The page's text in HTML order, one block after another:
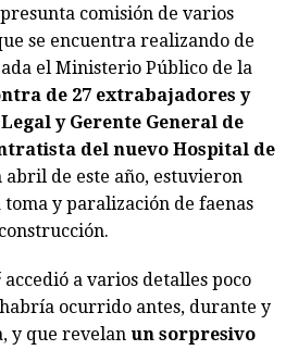
comisión de varios
se encuentra realizando de
el Ministerio Público de la
de 27 extrabajadores y
y Gerente General de
del nuevo Hospital de
abril de este año, estuvieron
y paralización de faenas
accedió a varios detalles poco
ocurrido antes, durante y
y que revelan un sorpresivo